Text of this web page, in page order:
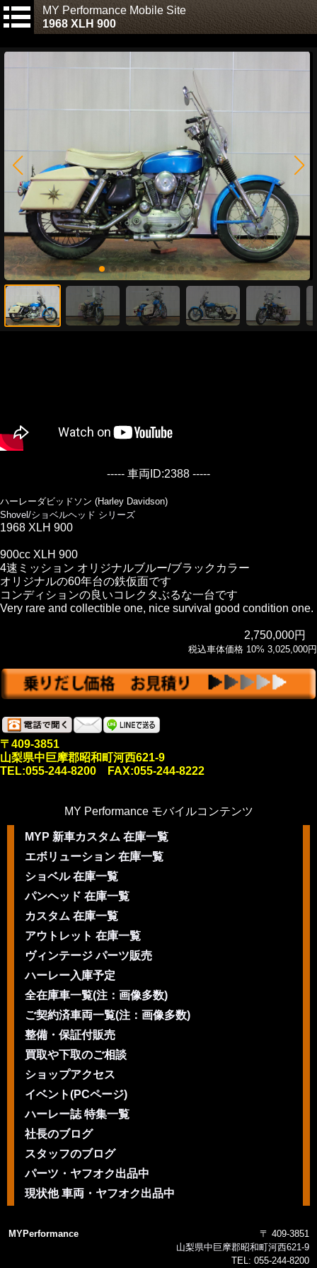
MY Performance Mobile Site
1968 XLH 900
----- 車両ID:2388 -----
ハーレーダビッドソン (Harley Davidson)
Shovel/ショベルヘッド シリーズ
1968 XLH 900
900cc XLH 900
4速ミッション オリジナルブルー/ブラックカラー
オリジナルの60年台の鉄仮面です
コンディションの良いコレクタぶるな一台です
Very rare and collectible one, nice survival good condition one.
2,750,000円
税込車体価格 10% 3,025,000円
〒409-3851
山梨県中巨摩郡昭和町河西621-9
TEL:055-244-8200 FAX:055-244-8222
MY Performance モバイルコンテンツ
MYP 新車カスタム 在庫一覧
エボリューション 在庫一覧
ショベル 在庫一覧
パンヘッド 在庫一覧
カスタム 在庫一覧
アウトレット 在庫一覧
ヴィンテージ パーツ販売
ハーレー入庫予定
全在庫車一覧(注：画像多数)
ご契約済車両一覧(注：画像多数)
整備・保証付販売
買取や下取のご相談
ショップアクセス
イベント(PCページ)
ハーレー誌 特集一覧
社長のブログ
スタッフのブログ
パーツ・ヤフオク出品中
現状他 車両・ヤフオク出品中
MYPerformance
〒 409-3851
山梨県中巨摩郡昭和町河西621-9
TEL: 055-244-8200